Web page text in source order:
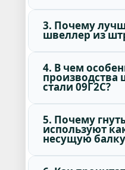
3. Почему
швеллер из
4. В чем
производства
стали 09Г2С?
5. Почему
используют
несущую